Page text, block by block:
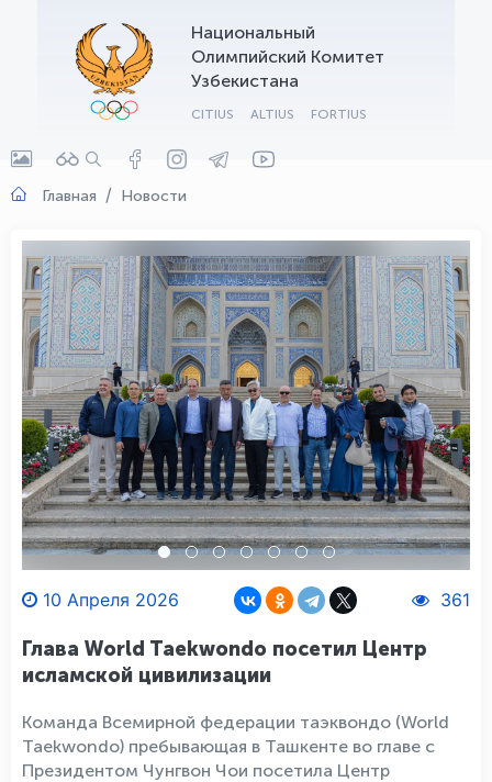
Национальный
Олимпийский Комитет
Узбекистана
CITIUS ALTIUS FORTIUS
Главная Новости
10 Апреля 2026 361
Глава World Taekwondo посетил Центр
исламской цивилизации
Команда Всемирной федерации таэквондо (World
Taekwondo) пребывающая в Ташкенте во главе с
Президентом Чунгвон Чои посетила Центр
OLYMPCHIK AI - yordamchi
Онлайн · olympic.uz